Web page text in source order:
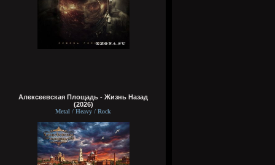
Алексеевская Площадь - Жизнь Назад
(2026)
Metal / Heavy / Rock